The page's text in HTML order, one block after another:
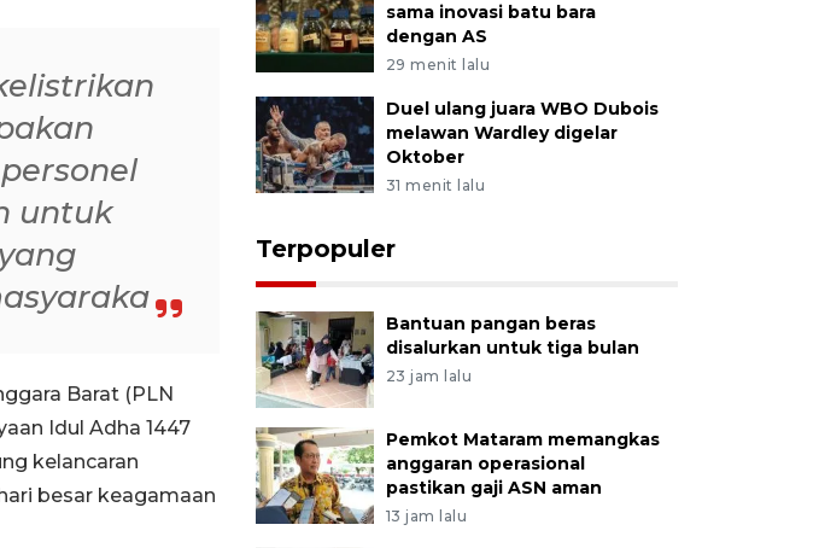
untuk
Barat (PLN
Idul Adha 1447
kelancaran
besar keagamaan
sama inovasi batu bara
dengan AS
29 menit lalu
Duel ulang juara WBO Dubois
melawan Wardley digelar
Oktober
31 menit lalu
Terpopuler
Bantuan pangan beras
disalurkan untuk tiga bulan
23 jam lalu
Pemkot Mataram memangkas
anggaran operasional
pastikan gaji ASN aman
13 jam lalu